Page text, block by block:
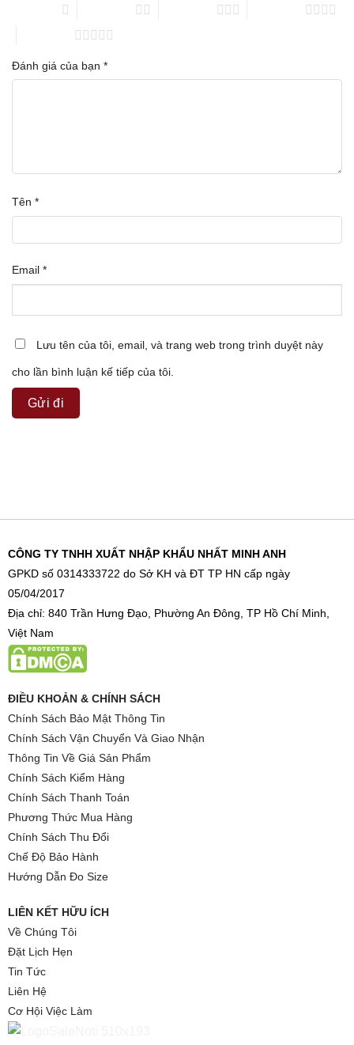
Đánh giá của bạn *
Tên *
Email *
Lưu tên của tôi, email, và trang web trong trình duyệt này
cho lần bình luận kế tiếp của tôi.
CÔNG TY TNHH XUẤT NHẬP KHẨU NHẤT MINH ANH
GPKD số 0314333722 do Sở KH và ĐT TP HN cấp ngày
05/04/2017
Địa chỉ: 840 Trần Hưng Đạo, Phường An Đông, TP Hồ Chí Minh,
Việt Nam
ĐIỀU KHOẢN & CHÍNH SÁCH
Chính Sách Bảo Mật Thông Tin
Chính Sách Vận Chuyển Và Giao Nhận
Thông Tin Về Giá Sản Phẩm
Chính Sách Kiểm Hàng
Chính Sách Thanh Toán
Phương Thức Mua Hàng
Chính Sách Thu Đổi
Chế Độ Bảo Hành
Hướng Dẫn Đo Size
LIÊN KẾT HỮU ÍCH
Về Chúng Tôi
Đặt Lịch Hẹn
Tin Tức
Liên Hệ
Cơ Hội Việc Làm